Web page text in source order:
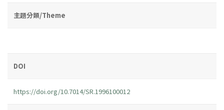
主題分類/Theme
DOI
https://doi.org/10.7014/SR.1996100012